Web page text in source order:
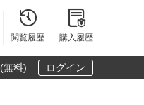

閲覧履歴

購入履歴
無料) ログイン